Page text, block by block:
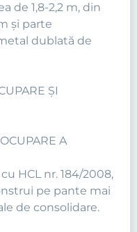
de 1,8-2,2 m, din
şi parte
dublată de
ŞI
A
HCL nr. 184/2008,
pe pante mai
de consolidare.